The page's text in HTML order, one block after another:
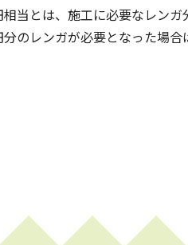
当とは、施工に必要なレンガ
のレンガが必要となった場